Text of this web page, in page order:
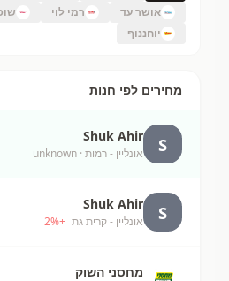
אושר עד
רמי לוי
יוחננוף
מחירים לפי חנות
S
Shuk Ahir
אונליין - רמות · unknown
S
Shuk Ahir
אונליין - קרית גת +
2%
מחסני השוק